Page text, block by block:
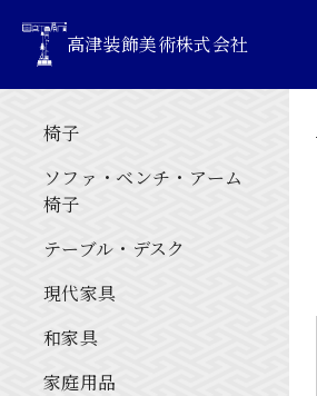
高津装飾美術株式会社
椅子
ソファ・ベンチ・アーム
椅子
テーブル・デスク
現代家具
和家具
家庭用品